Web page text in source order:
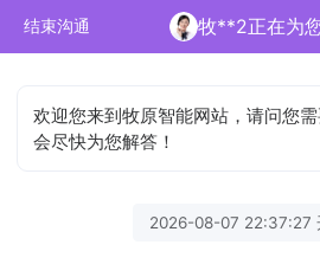
结束沟通 牧**2正在为
欢迎您来到牧原智能网站，请问您
会尽快为您解答！
2026-08-07 22:37:27